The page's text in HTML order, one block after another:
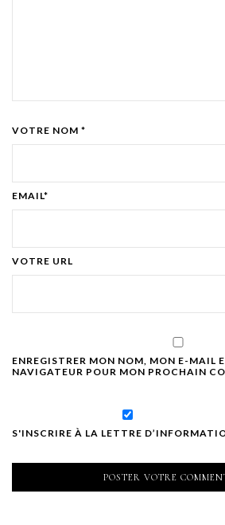
VOTRE NOM *
EMAIL*
VOTRE URL
ENREGISTRER MON NOM, MON E-MAIL
NAVIGATEUR POUR MON PROCHAIN
S'INSCRIRE À LA LETTRE